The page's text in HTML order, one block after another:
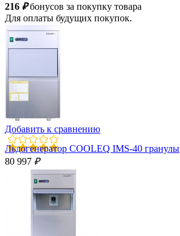
216 ₽бонусов за покупку товара
Для оплаты будущих покупок.
Добавить к сравнению
Льдогенератор COOLEQ IMS-40 гранулы
80 997 ₽